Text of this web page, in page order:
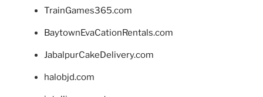
TrainGames365.com
BaytownEvaCationRentals.com
JabalpurCakeDelivery.com
halobjd.com